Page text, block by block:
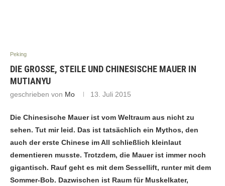
Peking
DIE GROSSE, STEILE UND CHINESISCHE MAUER IN M
UTIANYU
geschrieben von Mo 13. Juli 2015
Die Chinesische Mauer ist vom Weltraum aus nicht zu
sehen. Tut mir leid. Das ist tatsächlich ein Mythos, den
auch der erste Chinese im All schließlich kleinlaut
dementieren musste. Trotzdem, die Mauer ist immer noch
gigantisch. Rauf geht es mit dem Sessellift, runter mit dem
Sommer-Bob. Dazwischen ist Raum für Muskelkater,